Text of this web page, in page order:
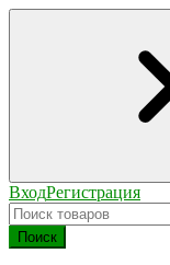
ВходРегистрация
Поиск